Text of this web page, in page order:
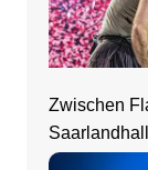
Zwischen